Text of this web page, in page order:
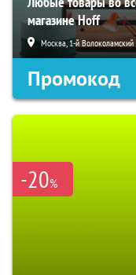
магазине Hoff
Москва, 1-й Волоколамский
Промокод
-20%